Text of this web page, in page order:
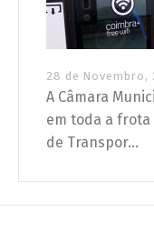
28 de Novembro,
A Câmara
em toda a frota
de Transpor...